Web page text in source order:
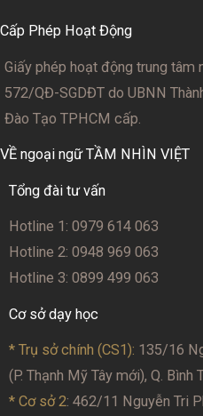
Cấp Phép Hoạt Động
Giấy phép hoạt động trung
572/QĐ-SGDĐT do UBNN
Đào Tạo TPHCM cấp.
VỀ ngoại ngữ TẦM NHÌN VIỆT
Tổng đài tư vấn
Hotline 1: 0979 614 063
Hotline 2: 0948 969 063
Hotline 3: 0899 499 063
Cơ sở dạy học
* Trụ sở chính (CS1): 135/16
(P. Thạnh Mỹ Tây mới), Q. Bình
* Cơ sở 2: 462/11 Nguyễn Tri